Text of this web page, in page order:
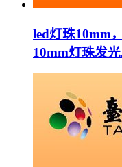
led灯珠10mm
10mm灯珠发